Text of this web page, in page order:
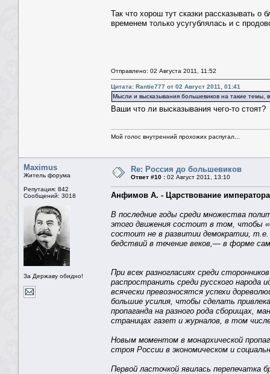
Так что хорош тут сказки рассказывать о
временем только усугублялась и с
Отправлено: 02 Августа 2011, 11:52
Цитата: Rantie777 от 02 Август 2011, 01:41
Мысли и высказывания большевиков на такие темы,
Ваши что ли высказывания чего-то стоят?
Мой голос внутренний прохожих распугал...
Maximus
Житель форума
Репутация: 842
Сообщений: 3018
За Державу обидно!
Re: Россия до большевиков
Ответ #10 : 02 Август 2011, 13:10
Анфимов А. - Царствование
В последние годы среди множества
этого движения состоит в том, чтобы
состоит не в развитии демократии,
бедствий в течение веков,— в форме
При всех разногласиях среди
распространить среди русского народа
всячески превозносятся успехи
большие усилия, чтобы сделать
пропаганда на разного рода сборищах,
страницах газет и журналов, в том
Новым моментом в монархической
строя России в экономическом и
Первой ласточкой явилась